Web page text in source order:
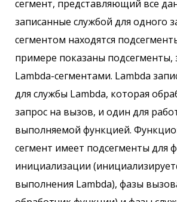
сегмент, представляющий все
записанные службой для одного
сегментом находятся
примере показаны подсегменты,
Lambda-сегментами. Lambda
для службы Lambda, которая
запрос на вызов, и один для
выполняемой функцией.
сегмент имеет подсегменты для
инициализации
выполнения Lambda), фазы